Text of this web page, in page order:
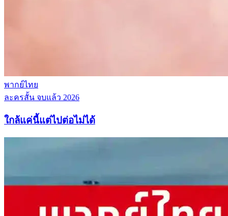
พากย์ไทย
ละครสั้น จบแล้ว 2026
ใกล้แค่นี้แต่ไปต่อไม่ได้